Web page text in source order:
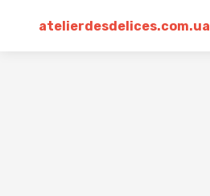
atelierdesdelices.com.ua